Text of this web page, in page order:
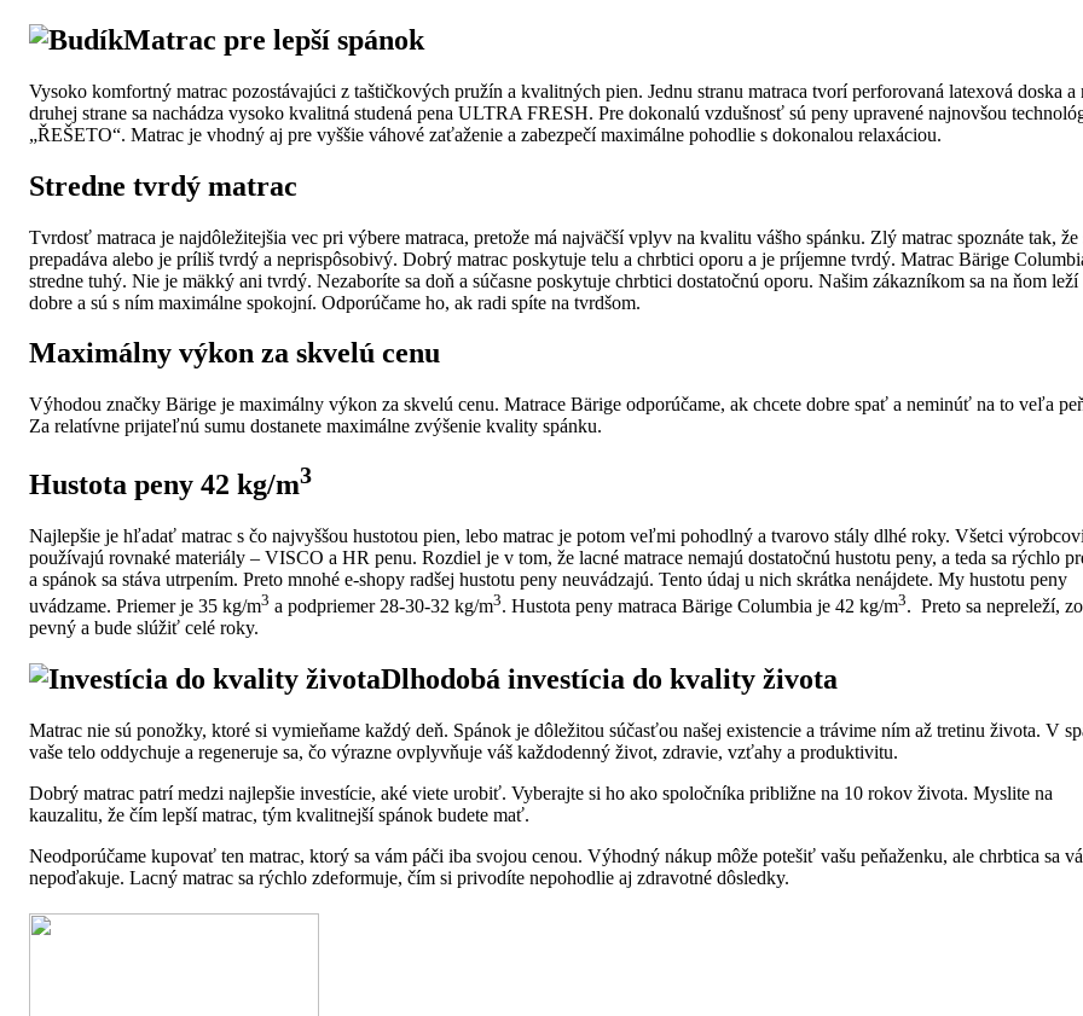
Matrac pre lepší spánok
Vysoko komfortný matrac pozostávajúci z taštičkových pružín a kvalitných pien. Jednu stranu matraca tvorí perforovaná latexová doska a
druhej strane sa nachádza vysoko kvalitná studená pena ULTRA FRESH. Pre dokonalú vzdušnosť sú peny upravené najnovšou
„ŘEŠETO“. Matrac je vhodný aj pre vyššie váhové zaťaženie a zabezpečí maximálne pohodlie s dokonalou relaxáciou.
Stredne tvrdý matrac
Tvrdosť matraca je najdôležitejšia vec pri výbere matraca, pretože má najväčší vplyv na kvalitu vášho spánku. Zlý matrac spoznáte tak, že
prepadáva alebo je príliš tvrdý a neprispôsobivý. Dobrý matrac poskytuje telu a chrbtici oporu a je príjemne tvrdý. Matrac Bärige
stredne tuhý. Nie je mäkký ani tvrdý. Nezaboríte sa doň a súčasne poskytuje chrbtici dostatočnú oporu. Našim zákazníkom sa na ňom leží
dobre a sú s ním maximálne spokojní. Odporúčame ho, ak radi spíte na tvrdšom.
Maximálny výkon za skvelú cenu
Výhodou značky Bärige je maximálny výkon za skvelú cenu. Matrace Bärige odporúčame, ak chcete dobre spať a neminúť na to veľa
Za relatívne prijateľnú sumu dostanete maximálne zvýšenie kvality spánku.
Hustota peny 42 kg/m3
Najlepšie je hľadať matrac s čo najvyššou hustotou pien, lebo matrac je potom veľmi pohodlný a tvarovo stály dlhé roky. Všetci
používajú rovnaké materiály – VISCO a HR penu. Rozdiel je v tom, že lacné matrace nemajú dostatočnú hustotu peny, a teda sa rýchlo
a spánok sa stáva utrpením. Preto mnohé e-shopy radšej hustotu peny neuvádzajú. Tento údaj u nich skrátka nenájdete. My hustotu peny
uvádzame. Priemer je 35 kg/m3 a podpriemer 28-30-32 kg/m3. Hustota peny matraca Bärige Columbia je 42 kg/m3. Preto sa nepreleží,
pevný a bude slúžiť celé roky.
Dlhodobá investícia do kvality života
Matrac nie sú ponožky, ktoré si vymieňame každý deň. Spánok je dôležitou súčasťou našej existencie a trávime ním až tretinu života. V
vaše telo oddychuje a regeneruje sa, čo výrazne ovplyvňuje váš každodenný život, zdravie, vzťahy a produktivitu.
Dobrý matrac patrí medzi najlepšie investície, aké viete urobiť. Vyberajte si ho ako spoločníka približne na 10 rokov života. Myslite na
kauzalitu, že čím lepší matrac, tým kvalitnejší spánok budete mať.
Neodporúčame kupovať ten matrac, ktorý sa vám páči iba svojou cenou. Výhodný nákup môže potešiť vašu peňaženku, ale chrbtica sa
nepoďakuje. Lacný matrac sa rýchlo zdeformuje, čím si privodíte nepohodlie aj zdravotné dôsledky.